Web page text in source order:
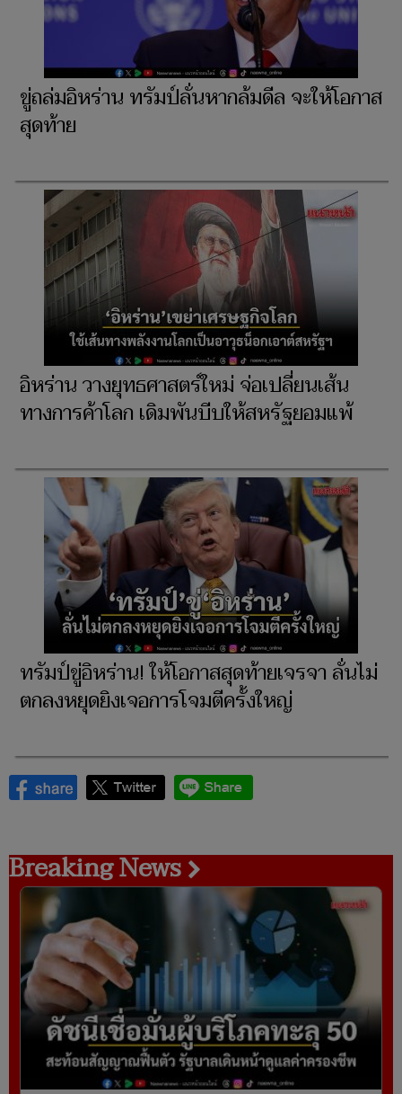
​ขู่ถล่มอิหร่าน ทรัมป์ลั่นหากล้มดีล จะให้โอกาส
สุดท้าย
อิหร่าน วางยุทธศาสตร์ใหม่ จ่อเปลี่ยนเส้น
ทางการค้าโลก เดิมพันบีบให้สหรัฐยอมแพ้
ทรัมป์ขู่อิหร่าน! ให้โอกาสสุดท้ายเจรจา ลั่นไม่
ตกลงหยุดยิงเจอการโจมตีครั้งใหญ่
Breaking News